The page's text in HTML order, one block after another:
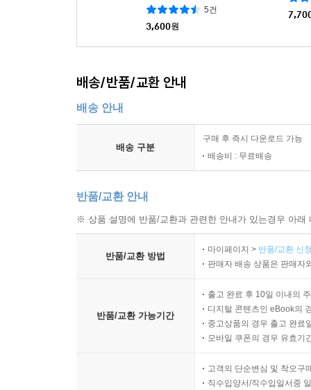
5건
3,600원
배송/반품/교환 안내
배송 안내
배송 구분
구매 후 즉시 다운로드 가능
배송비 : 무료배송
반품/교환 안내
※ 상품 설명에 반품/교환과 관련한 안내가 있는경우 아
반품/교환 방법
마이페이지 > 반품/교환 신
판매자 배송 상품은 판매자
반품/교환 가능기간
출고 완료 후 10일 이내의
디지털 콘텐츠인 eBook의
중고상품의 경우 출고 완료
모바일 쿠폰의 경우 유효기
고객의 단순변심 및 착오구
직수입양서/직수입일서중